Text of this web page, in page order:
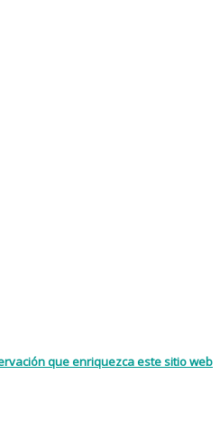
que enriquezca este sitio web